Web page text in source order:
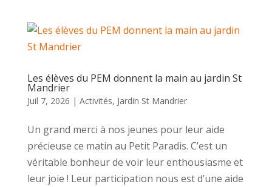
Les élèves du PEM donnent la main au jardin St
Mandrier
Juil 7, 2026 | Activités, Jardin St Mandrier
Un grand merci à nos jeunes pour leur aide
précieuse ce matin au Petit Paradis. C’est un
véritable bonheur de voir leur enthousiasme et
leur joie ! Leur participation nous est d’une aide